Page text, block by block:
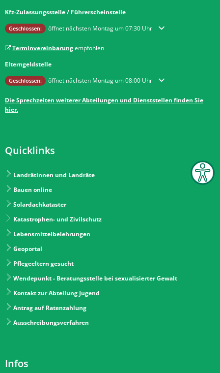
Kfz-Zulassungsstelle / Führerscheinstelle
Klicken, um weitere Öffnungs- oder Schließzeiten auszublenden
Geschlossen: öffnet nächsten Montag um 07:30 Uhr
Terminvereinbarungempfohlen
Elterngeldstelle
Klicken, um weitere Öffnungs- oder Schließzeiten auszublenden
Geschlossen: öffnet nächsten Montag um 08:00 Uhr
Die Sprechzeiten weiterer Abteilungen und Dienststellen finden Sie
hier.
Quicklinks
Landrätinnen und Landräte
Bauen online
Solardachkataster
Katastrophen- und Zivilschutz
Lebensmittelbelehrungen
Geoportal
Pflegeeltern gesucht
Wendepunkt - Beratungsstelle bei sexualisierter Gewalt
Kontakt zur Abteilung Jugend
Antrag auf Ratenzahlung
Ausschreibungsverfahren
Infos